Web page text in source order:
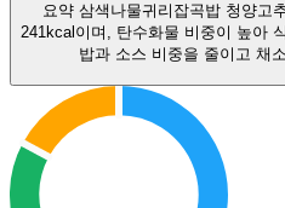
요약 삼색나물귀리잡곡밥 청양고
241kcal이며, 탄수화물 비중이 높아
밥과 소스 비중을 줄이고 채